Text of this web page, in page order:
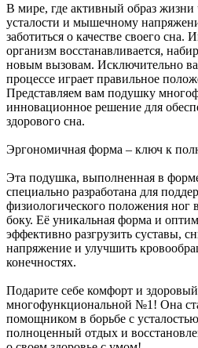
В мире, где активный образ жизни
усталости и мышечному
заботиться о качестве своего сна.
организм восстанавливается,
новым вызовам. Исключительно
процессе играет правильное
Представляем вам подушку
инновационное решение для
здорового сна.
Эргономичная форма – ключ к
Эта подушка, выполненная в
специально разработана для
физиологического положения ног
боку. Её уникальная форма и
эффективно разгрузить суставы,
напряжение и улучшить
конечностях.
Подарите себе комфорт и
многофункциональной №1! Она
помощником в борьбе с
полноценный отдых и